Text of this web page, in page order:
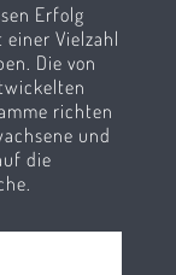
Erfolg
Vielzahl
Die von
richten
und
die